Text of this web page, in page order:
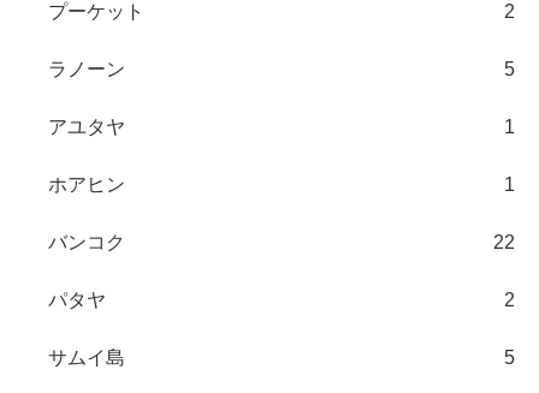
プーケット 2
ラノーン 5
アユタヤ 1
ホアヒン 1
バンコク 22
パタヤ 2
サムイ島 5